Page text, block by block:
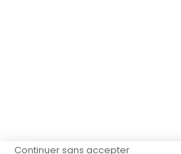
Continuer sans accepter